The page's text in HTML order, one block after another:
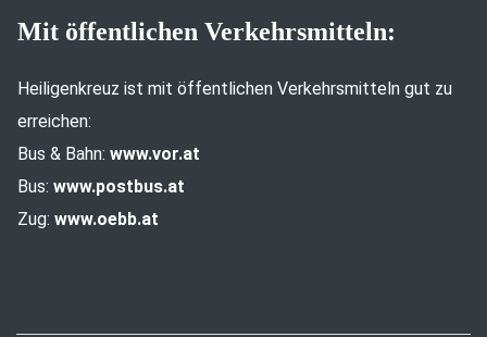
Mit öffentlichen Verkehrsmitteln:
Heiligenkreuz ist mit öffentlichen Verkehrsmitteln gut zu
erreichen:
Bus & Bahn: www.vor.at
Bus: www.postbus.at
Zug: www.oebb.at